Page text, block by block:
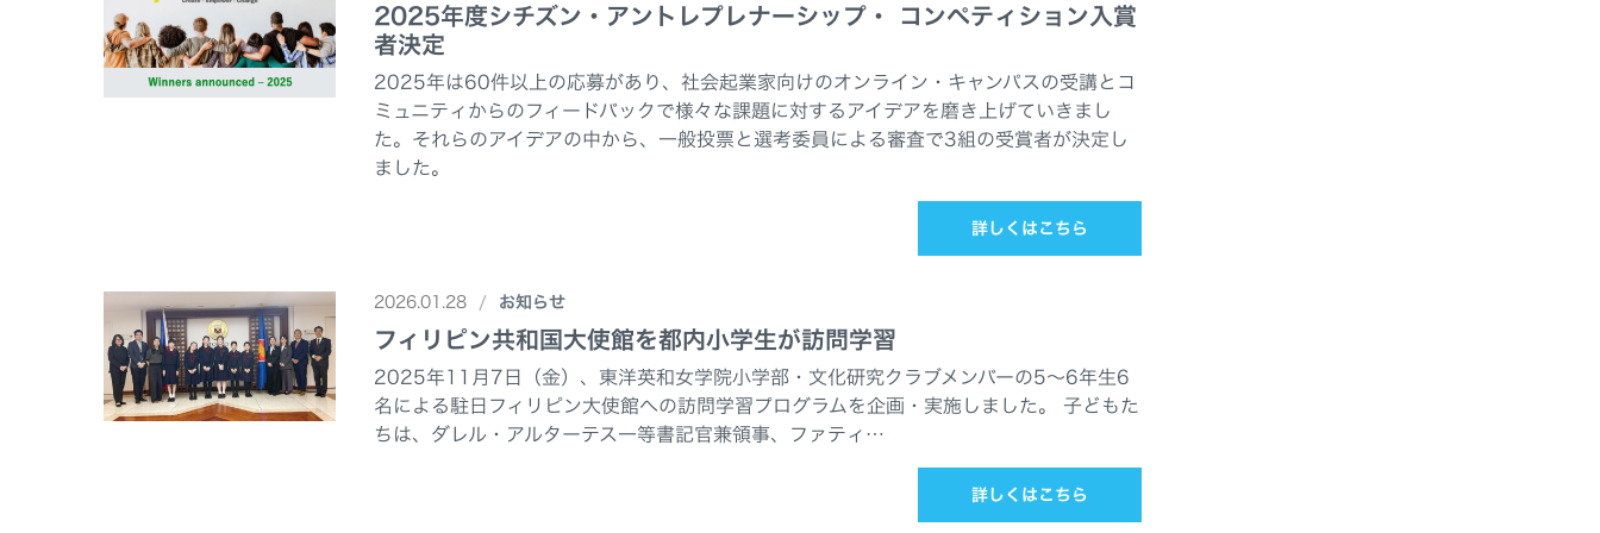
2025年度シチズン・アントレプレナーシップ・ コンペティション入賞
者決定
2025年は60件以上の応募があり、社会起業家向けのオンライン・キャンパスの受講とコ
ミュニティからのフィードバックで様々な課題に対するアイデアを磨き上げていきまし
た。それらのアイデアの中から、一般投票と選考委員による審査で3組の受賞者が決定し
ました。
詳しくはこちら
2026.01.28 お知らせ
フィリピン共和国大使館を都内小学生が訪問学習
2025年11月7日（金）、東洋英和女学院小学部・文化研究クラブメンバーの5～6年生6
名による駐日フィリピン大使館への訪問学習プログラムを企画・実施しました。 子どもた
ちは、ダレル・アルターテス一等書記官兼領事、ファティ…
詳しくはこちら